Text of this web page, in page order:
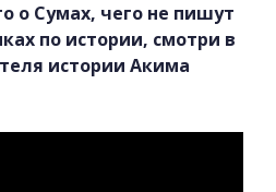
о Сумах, чего не пишут
по истории, смотри в
истории Акима